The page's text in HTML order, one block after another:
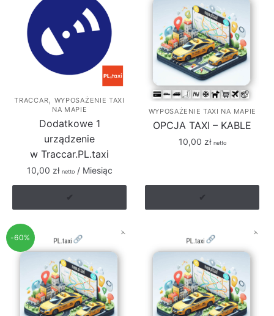
TRACCAR, WYPOSAŻENIE TAXI
NA MAPIE
Dodatkowe 1
urządzenie
w Traccar.PL.taxi
10,00 zł netto/ Miesiąc
✔
WYPOSAŻENIE TAXI NA MAPIE
OPCJA TAXI – KABLE
10,00 zł netto
✔
-60%